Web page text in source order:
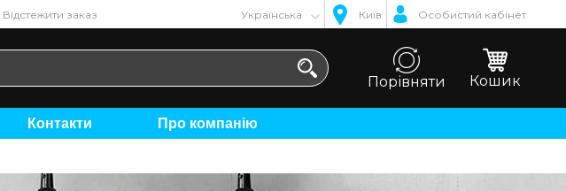
Відстежити заказ Українська Київ Особистий кабінет
Порівняти Кошик
Контакти Про компанію